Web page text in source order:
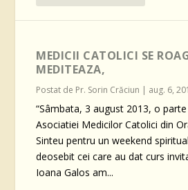
MEDICII CATOLICI SE
MEDITEAZA,
Postat de Pr. Sorin Crăciun | aug. 6,
“Sâmbata, 3 august 2013, o
Asociatiei Medicilor Catolici din
Sinteu pentru un weekend
deosebit cei care au dat curs
Ioana Galos am...